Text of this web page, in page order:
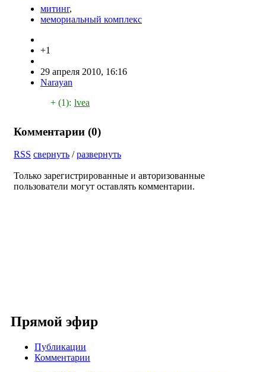
митинг,
мемориальный комплекс
+1
29 апреля 2010, 16:16
Narayan
+ (1): lvea
Комментарии (0)
RSS свернуть /развернуть
Только зарегистрированные и авторизованные
пользователи могут оставлять комментарии.
Прямой эфир
Публикации
Комментарии